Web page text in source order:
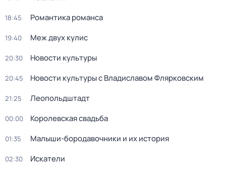
18:45 Романтика романса
19:40 Меж двух кулис
20:30 Новости культуры
20:45 Новости культуры с Владиславом Флярковским
21:25 Леопольдштадт
00:00 Королевская свадьба
01:35 Малыши-бородавочники и их история
02:30 Искатели